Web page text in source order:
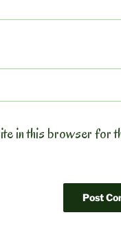
in this browser for